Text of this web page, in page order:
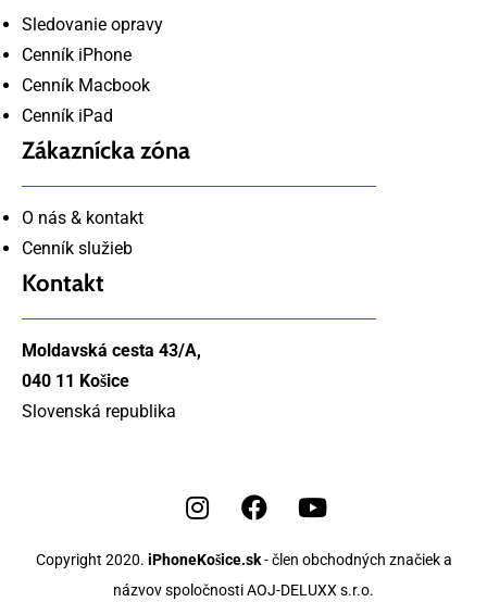
Sledovanie opravy
Cenník iPhone
Cenník Macbook
Cenník iPad
Zákaznícka zóna
O nás & kontakt
Cenník služieb
Kontakt
Moldavská cesta 43/A,
040 11 Košice
Slovenská republika
Copyright 2020. iPhoneKošice.sk- člen obchodných značiek a
názvov spoločnosti AOJ-DELUXX s.r.o.